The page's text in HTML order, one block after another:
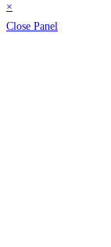
×
Close Panel